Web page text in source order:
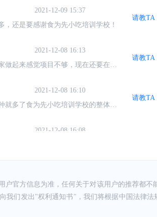
还是要感谢食为先小吃培训学校！
起来感觉项目不够，现在还要在去
多了食为先小吃培训学校的整体口
2021-12-08 16:03
官方信息为准，任何关于对该用户的推荐都
们发出"权利通知书"，我们将根据中国法律